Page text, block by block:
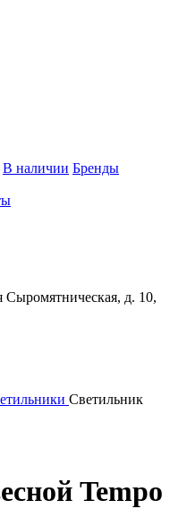
В наличии Бренды
д. 10,
Светильник
Tempo